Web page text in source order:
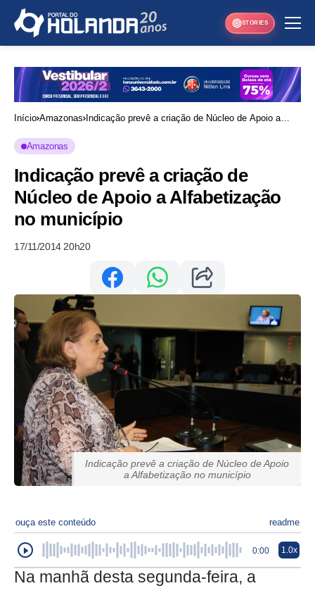
STORIES
Início Amazonas Indicação prevê a criação de Núcleo de Apoio a
Amazonas
Indicação prevê a criação de
Núcleo de Apoio a Alfabetização
no município
17/11/2014 20h20
Indicação prevê a criação de Núcleo de Apoio
a Alfabetização no município
ouça este conteúdo readme
0:00 1.0x
Na manhã desta segunda-feira, a